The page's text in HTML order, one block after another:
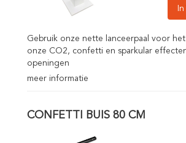
Gebruik onze nette lanceerpaal voor
onze CO2, confetti en sparkular
openingen
meer informatie
CONFETTI BUIS 80 CM